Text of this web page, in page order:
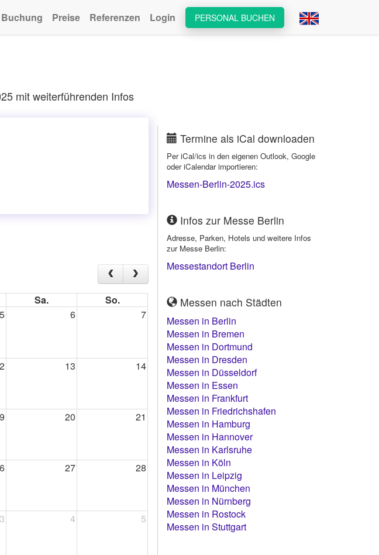
PERSONAL BUCHEN
Buchung Preise Referenzen Login
mit weiterführenden Infos
Sa.
So.
5 6 7
13 14
20 21
27 28
3 4 5
Termine als iCal downloaden
Per iCal/ics in den eigenen Outlook, Google
oder iCalendar importieren:
Messen-Berlin-2025.ics
Infos zur Messe Berlin
Adresse, Parken, Hotels und weitere Infos
zur Messe Berlin:
Messestandort Berlin
Messen nach Städten
Messen in Berlin
Messen in Bremen
Messen in Dortmund
Messen in Dresden
Messen in Düsseldorf
Messen in Essen
Messen in Frankfurt
Messen in Friedrichshafen
Messen in Hamburg
Messen in Hannover
Messen in Karlsruhe
Messen in Köln
Messen in Leipzig
Messen in München
Messen in Nürnberg
Messen in Rostock
Messen in Stuttgart